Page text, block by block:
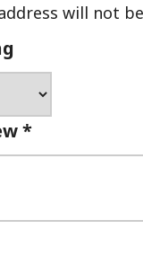
will not
*